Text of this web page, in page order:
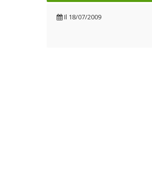
Il 18/07/2009